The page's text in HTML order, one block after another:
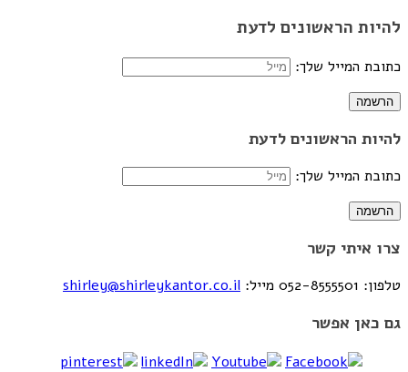
להיות הראשונים לדעת
כתובת המייל שלך:
להיות הראשונים לדעת
כתובת המייל שלך:
צרו איתי קשר
טלפון: 052-8555501 מייל: shirley@shirleykantor.co.il
גם כאן אפשר